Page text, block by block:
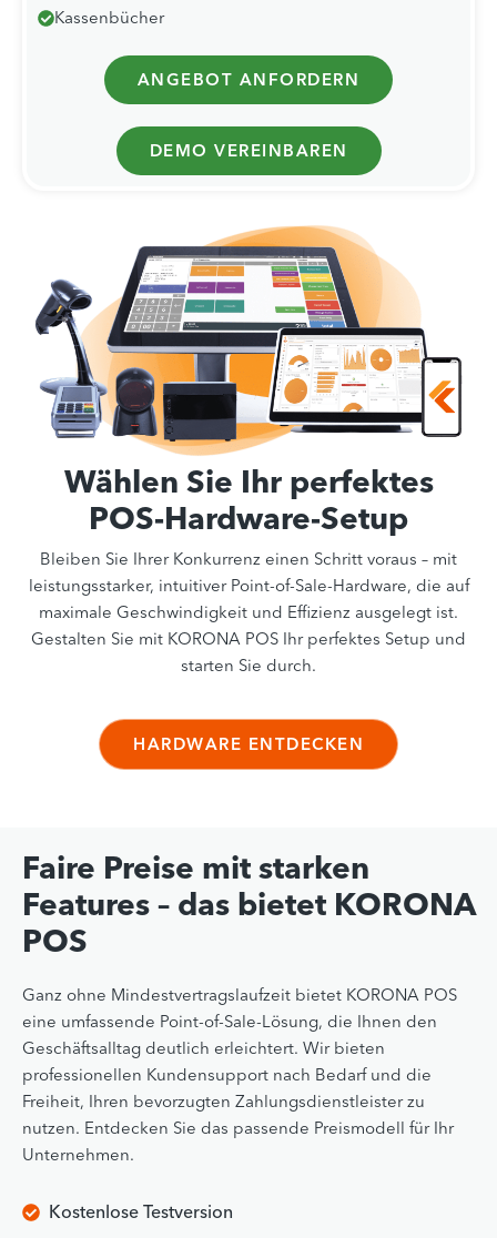
Kassenbücher
ANGEBOT ANFORDERN
DEMO VEREINBAREN
Wählen Sie Ihr perfektes
POS-Hardware-Setup
Bleiben Sie Ihrer Konkurrenz einen Schritt voraus – mit
leistungsstarker, intuitiver Point-of-Sale-Hardware, die auf
maximale Geschwindigkeit und Effizienz ausgelegt ist.
Gestalten Sie mit KORONA POS Ihr perfektes Setup und
starten Sie durch.
HARDWARE ENTDECKEN
Faire Preise mit starken
Features – das bietet KORONA
POS
Ganz ohne Mindestvertragslaufzeit bietet KORONA POS
eine umfassende Point-of-Sale-Lösung, die Ihnen den
Geschäftsalltag deutlich erleichtert. Wir bieten
professionellen Kundensupport nach Bedarf und die
Freiheit, Ihren bevorzugten Zahlungsdienstleister zu
nutzen. Entdecken Sie das passende Preismodell für Ihr
Unternehmen.
Kostenlose Testversion